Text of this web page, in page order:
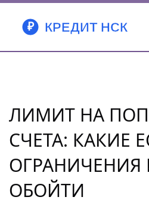
ЛИМИТ НА
СЧЕТА: КАКИЕ
ОГРАНИЧЕНИЯ
ОБОЙТИ